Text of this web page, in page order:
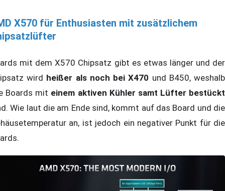
X570 für Enthusiasten mit zusätzlichem
mit dem X570 Chipsatz gibt es etwas länger und der
wird heißer als noch bei X470 und B450, weshalb
Boards mit einem aktiven Kühler samt Lüfter bestückt
Wie laut die am Ende sind, kommt auf das Board und die
an, ist jedoch ein negativer Punkt für die